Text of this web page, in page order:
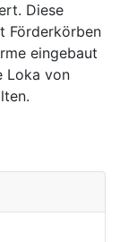
Diese
Förderkörben
eingebaut
Loka von